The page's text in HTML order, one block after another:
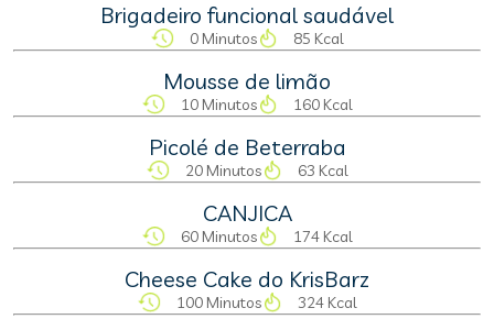
Brigadeiro funcional saudável
0 Minutos 85 Kcal
Mousse de limão
10 Minutos 160 Kcal
Picolé de Beterraba
20 Minutos 63 Kcal
CANJICA
60 Minutos 174 Kcal
Cheese Cake do KrisBarz
100 Minutos 324 Kcal